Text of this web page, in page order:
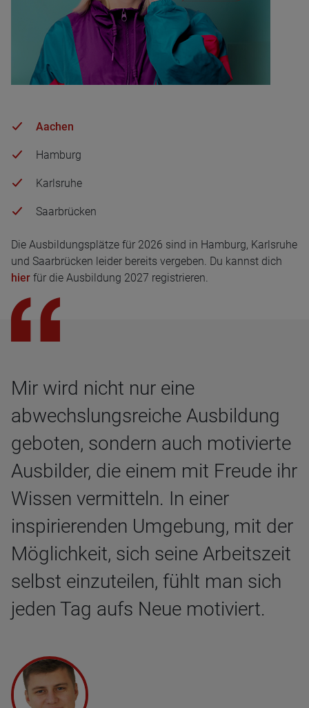
Aachen
Hamburg
Karlsruhe
Saarbrücken
Die Ausbildungsplätze für 2026 sind in Hamburg, Karlsruhe
und Saarbrücken leider bereits vergeben. Du kannst dich
hier für die Ausbildung 2027 registrieren.
Mir wird nicht nur eine
abwechslungsreiche Ausbildung
geboten, sondern auch motivierte
Ausbilder, die einem mit Freude ihr
Wissen vermitteln. In einer
inspirierenden Umgebung, mit der
Möglichkeit, sich seine Arbeitszeit
selbst einzuteilen, fühlt man sich
jeden Tag aufs Neue motiviert.